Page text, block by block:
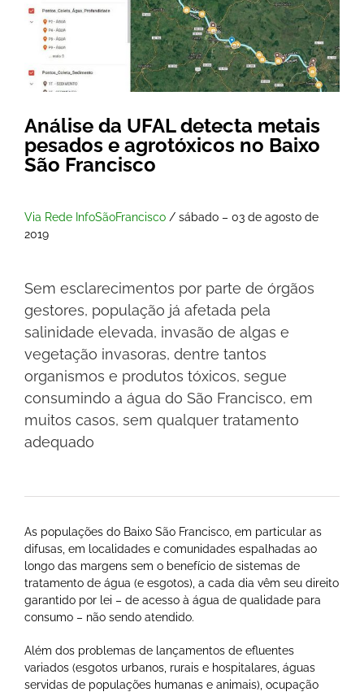
Análise da UFAL detecta metais
pesados e agrotóxicos no Baixo
São Francisco
Via Rede InfoSãoFrancisco / sábado – 03 de agosto de
2019
Sem esclarecimentos por parte de órgãos
gestores, população já afetada pela
salinidade elevada, invasão de algas e
vegetação invasoras, dentre tantos
organismos e produtos tóxicos, segue
consumindo a água do São Francisco, em
muitos casos, sem qualquer tratamento
adequado
As populações do Baixo São Francisco, em particular as
difusas, em localidades e comunidades espalhadas ao
longo das margens sem o benefício de sistemas de
tratamento de água (e esgotos), a cada dia vêm seu direito
garantido por lei – de acesso à água de qualidade para
consumo – não sendo atendido.
Além dos problemas de lançamentos de efluentes
variados (esgotos urbanos, rurais e hospitalares, águas
servidas de populações humanas e animais), ocupação